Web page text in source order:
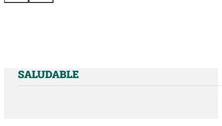
SALUDABLE